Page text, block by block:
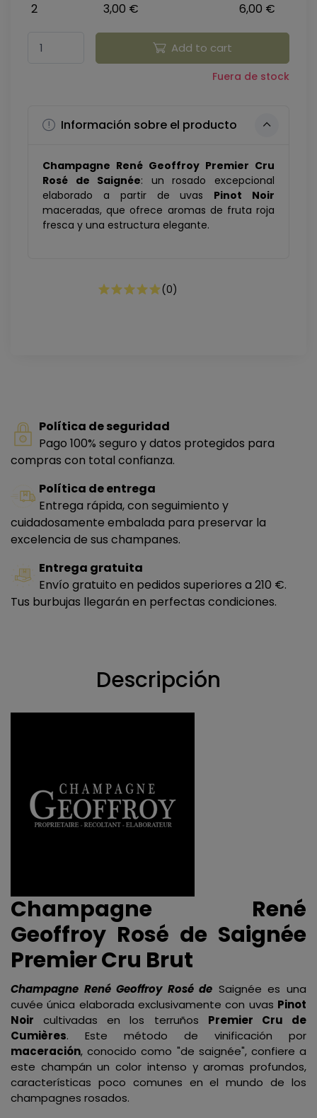
2
3,00 € 6,00 €
Add to cart
Fuera de stock
Información sobre el producto
Champagne René Geoffroy Premier Cru
Rosé de Saignée: un rosado excepcional
elaborado a partir de uvas Pinot Noir
maceradas, que ofrece aromas de fruta roja
fresca y una estructura elegante.
(0)
Política de seguridad
Pago 100% seguro y datos protegidos para
compras con total confianza.
Política de entrega
Entrega rápida, con seguimiento y
cuidadosamente embalada para preservar la
excelencia de sus champanes.
Entrega gratuita
Envío gratuito en pedidos superiores a 210 €.
Tus burbujas llegarán en perfectas condiciones.
Descripción
Champagne René
Geoffroy Rosé de Saignée
Premier Cru Brut
Champagne René Geoffroy Rosé de Saignée es una
cuvée única elaborada exclusivamente con uvas Pinot
Noir cultivadas en los terruños Premier Cru de
Cumières. Este método de vinificación por
maceración, conocido como "de saignée", confiere a
este champán un color intenso y aromas profundos,
características poco comunes en el mundo de los
champagnes rosados.